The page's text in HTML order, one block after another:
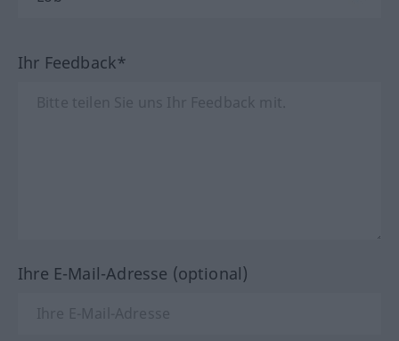
Ihr Feedback*
Ihre E-Mail-Adresse (optional)